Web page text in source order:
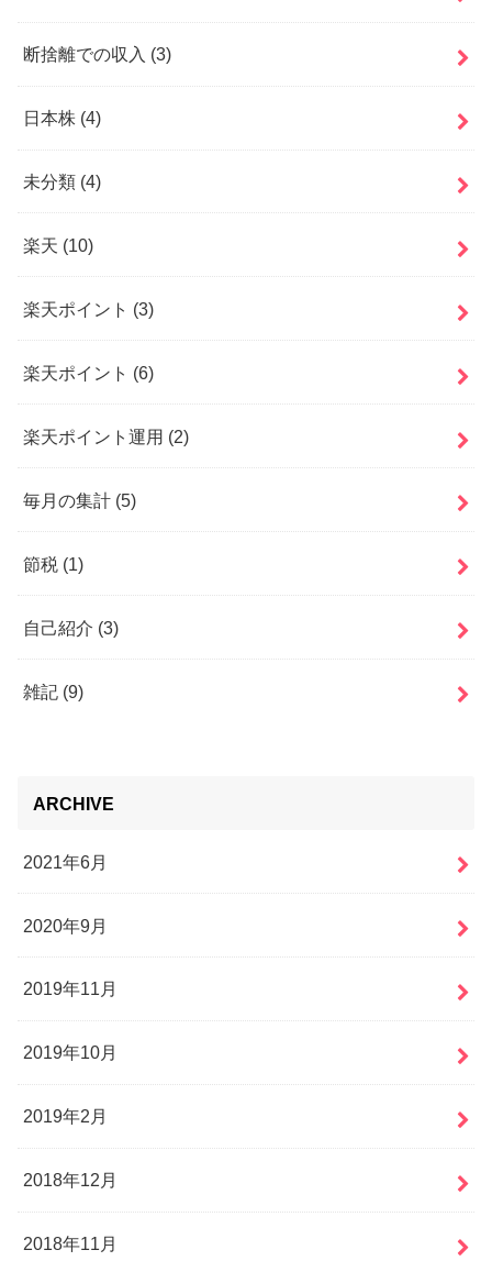
断捨離での収入 (3)
日本株 (4)
未分類 (4)
楽天 (10)
楽天ポイント (3)
楽天ポイント (6)
楽天ポイント運用 (2)
毎月の集計 (5)
節税 (1)
自己紹介 (3)
雑記 (9)
ARCHIVE
2021年6月
2020年9月
2019年11月
2019年10月
2019年2月
2018年12月
2018年11月